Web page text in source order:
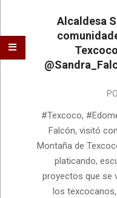
Alcaldesa
#Texcoco,
Falcón, visitó
Montaña de
platicando,
proyectos que se
los